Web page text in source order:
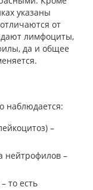
указаны
от
лимфоциты,
да и общее
наблюдается:
–
нейтрофилов –
то есть